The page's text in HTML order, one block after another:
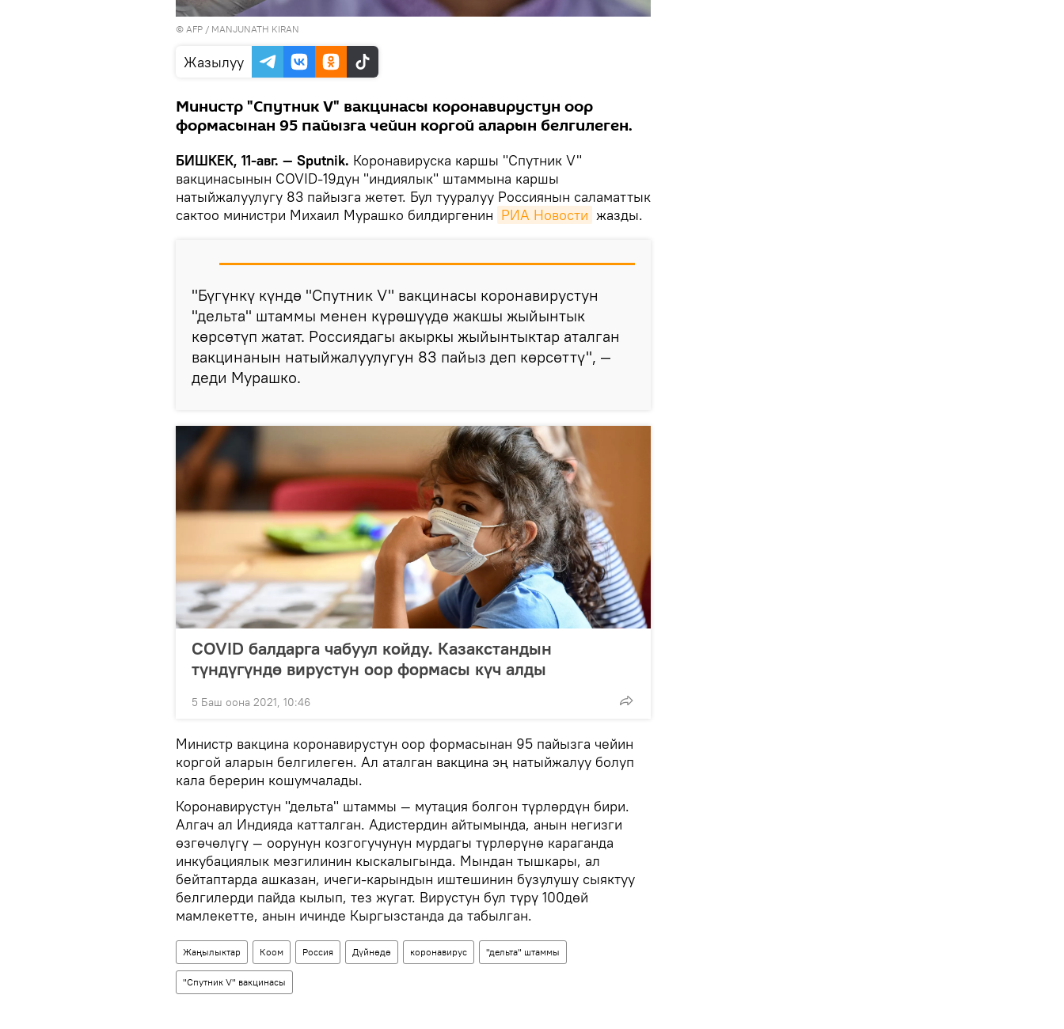
© AFP / MANJUNATH KIRAN
Жазылуу
Министр "Спутник V" вакцинасы коронавирустун оор
формасынан 95 пайызга чейин коргой аларын белгилеген.
БИШКЕК, 11-авг. — Sputnik. Коронавируска каршы "Спутник V"
вакцинасынын COVID-19дун "индиялык" штаммына каршы
натыйжалуулугу 83 пайызга жетет. Бул тууралуу Россиянын саламаттык
сактоо министри Михаил Мурашко билдиргенин РИА Новости жазды.
"Бүгүнкү күндө "Спутник V" вакцинасы коронавирустун
"дельта" штаммы менен күрөшүүдө жакшы жыйынтык
көрсөтүп жатат. Россиядагы акыркы жыйынтыктар аталган
вакцинанын натыйжалуулугун 83 пайыз деп көрсөттү", —
деди Мурашко.
COVID балдарга чабуул койду. Казакстандын
түндүгүндө вирустун оор формасы күч алды
5 Баш оона 2021, 10:46
Министр вакцина коронавирустун оор формасынан 95 пайызга чейин
коргой аларын белгилеген. Ал аталган вакцина эң натыйжалуу болуп
кала берерин кошумчалады.
Коронавирустун "дельта" штаммы — мутация болгон түрлөрдүн бири.
Алгач ал Индияда катталган. Адистердин айтымында, анын негизги
өзгөчөлүгү — оорунун козгогучунун мурдагы түрлөрүнө караганда
инкубациялык мезгилинин кыскалыгында. Мындан тышкары, ал
бейтаптарда ашказан, ичеги-карындын иштешинин бузулушу сыяктуу
белгилерди пайда кылып, тез жугат. Вирустун бул түрү 100дөй
мамлекетте, анын ичинде Кыргызстанда да табылган.
Жаңылыктар Коом Россия Дүйнөдө коронавирус "дельта" штаммы
"Спутник V" вакцинасы